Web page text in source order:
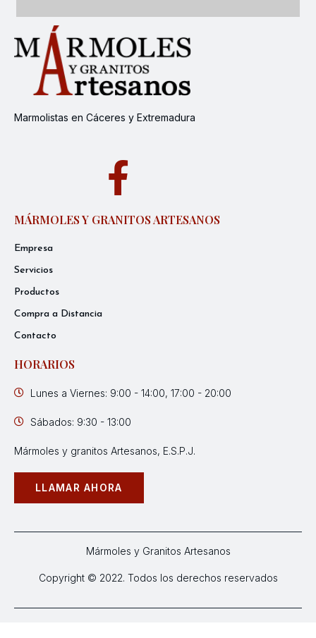
Marmolistas en Cáceres y Extremadura
MÁRMOLES Y GRANITOS ARTESANOS
Empresa
Servicios
Productos
Compra a Distancia
Contacto
HORARIOS
Lunes a Viernes: 9:00 - 14:00, 17:00 - 20:00
Sábados: 9:30 - 13:00
Mármoles y granitos Artesanos, E.S.P.J.
LLAMAR AHORA
Mármoles y Granitos Artesanos
Copyright © 2022. Todos los derechos reservados